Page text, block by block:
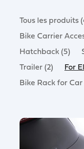
Tous les produits
Bike Carrier
Hatchback (5)
Trailer (2)
For
Bike Rack for Car